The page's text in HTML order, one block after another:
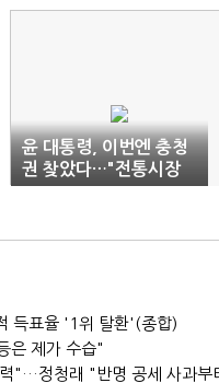
윤 대통령, 이번엔 충청
권 찾았다…"전통시장
온기 돌아야 경제 살아"
득표율 '1위 탈환'(종합)
은 제가 수습"
"…정청래 "반명 공세 사과부